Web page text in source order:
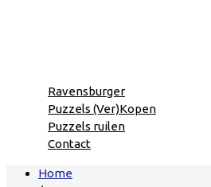
Ravensburger
Puzzels (Ver)Kopen
Puzzels ruilen
Contact
Home